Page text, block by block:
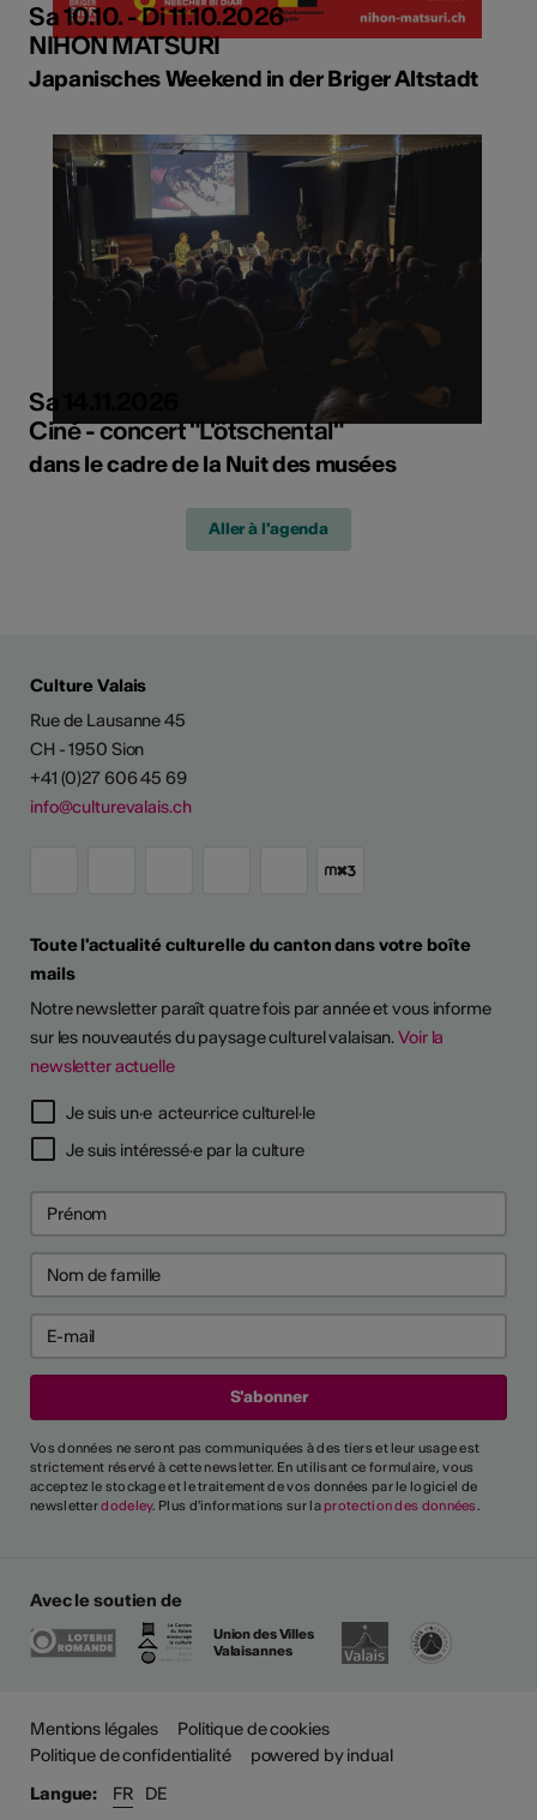
Sa 10.10. - Di 11.10.2026
NIHON MATSURI
Japanisches Weekend in der Briger Altstadt
Sa 14.11.2026
Ciné - concert "L'ötschental"
dans le cadre de la Nuit des musées
Aller à l'agenda
Culture Valais
Rue de Lausanne 45
CH - 1950 Sion
+41 (0)27 606 45 69
info@culturevalais.ch
Toute l'actualité culturelle du canton dans votre boîte
mails
Notre newsletter paraît quatre fois par année et vous informe
sur les nouveautés du paysage culturel valaisan.Voir la
newsletter actuelle
Je suis un·e acteur·rice culturel·le
Je suis intéressé·e par la culture
Vos données ne seront pas communiquées à des tiers et leur usage est
strictement réservé à cette newsletter. En utilisant ce formulaire, vous
acceptez le stockage et le traitement de vos données par le logiciel de
newsletterdodeley. Plus d'informations sur la protection des données.
Avec le soutien de
Union des Villes
Valaisannes
Mentions légales
Politique de cookies
Politique de confidentialité
powered by indual
Langue:
FR DE